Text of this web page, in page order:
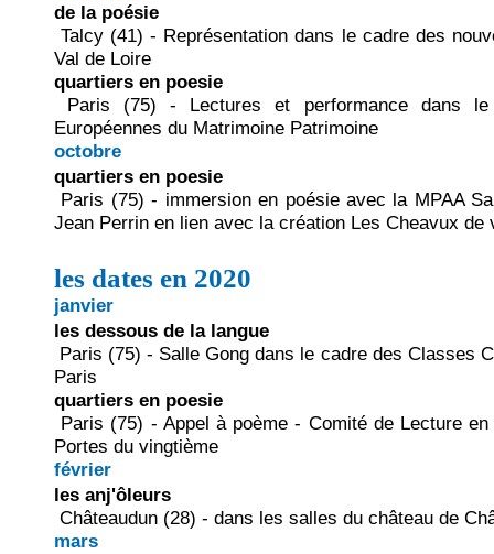
de la poésie
Talcy (41) - Représentation dans le cadre des
Val de Loire
quartiers en poesie
Paris (75) - Lectures et performance dans le
Européennes du Matrimoine Patrimoine
octobre
quartiers en poesie
Paris (75) - immersion en poésie avec la MPAA
Jean Perrin en lien avec la création Les Cheavux de
les dates en 2020
janvier
les dessous de la langue
Paris (75) - Salle Gong dans le cadre des Classes
Paris
quartiers en poesie
Paris (75) - Appel à poème - Comité de Lecture
Portes du vingtième
février
les anj'ôleurs
Châteaudun (28) - dans les salles du château de
mars